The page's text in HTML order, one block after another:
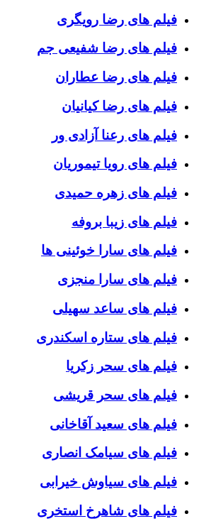
فیلم های رضا رویگری
فیلم های رضا شفیعی جم
فیلم های رضا عطاران
فیلم های رضا کیانیان
فیلم های رعنا آزادی ور
فیلم های رویا تیموریان
فیلم های زهره حمیدی
فیلم های زیبا بروفه
فیلم های سارا خوئینی ها
فیلم های سارا منجزی
فیلم های ساعد سهیلی
فیلم های ستاره اسکندری
فیلم های سحر زکریا
فیلم های سحر قریشی
فیلم های سعید آقاخانی
فیلم های سیامک انصاری
فیلم های سیاوش خیرابی
فیلم های شاهرخ استخری